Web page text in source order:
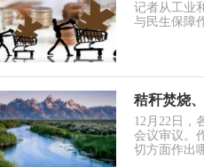
记者从工业
与民生保障
秸秆焚烧
12月22日，
会议审议。
切方面作出